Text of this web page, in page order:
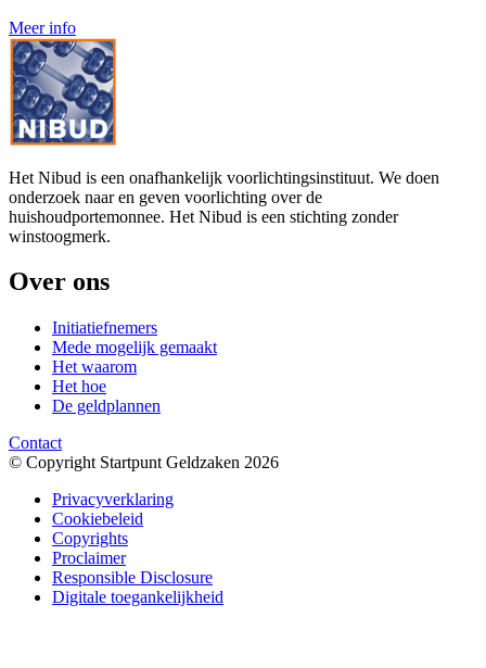
Meer info
Het Nibud is een onafhankelijk voorlichtingsinstituut. We doen
onderzoek naar en geven voorlichting over de
huishoudportemonnee. Het Nibud is een stichting zonder
winstoogmerk.
Over ons
Initiatiefnemers
Mede mogelijk gemaakt
Het waarom
Het hoe
De geldplannen
Contact
© Copyright Startpunt Geldzaken 2026
Privacyverklaring
Cookiebeleid
Copyrights
Proclaimer
Responsible Disclosure
Digitale toegankelijkheid